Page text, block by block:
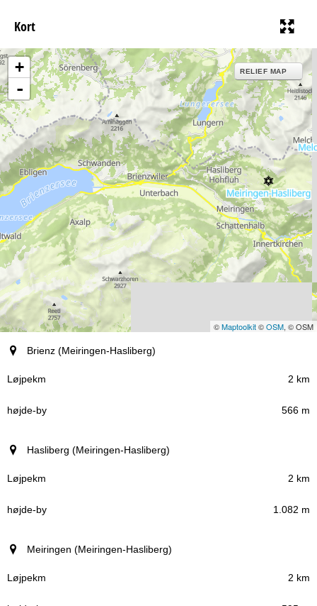
Kort
+
-
RELIEF MAP
©Maptoolkit©OSM, © OSM
By (region)
Løjpekm
Brienz (Meiringen-Hasliberg)
2 km
566 m
Hasliberg (Meiringen-Hasliberg)
2 km
1.082 m
Meiringen (Meiringen-Hasliberg)
2 km